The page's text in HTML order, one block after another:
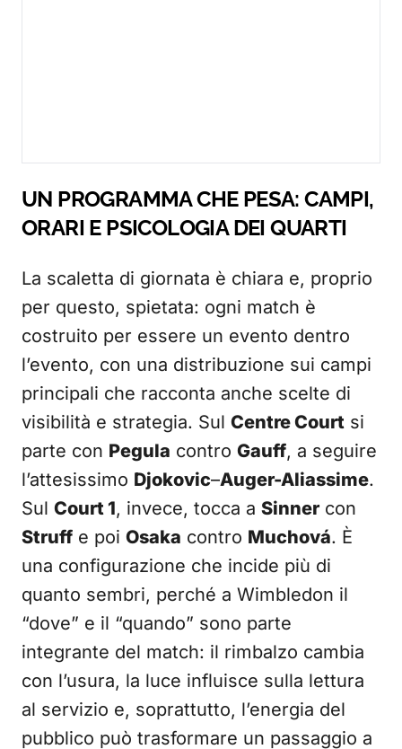
UN PROGRAMMA CHE PESA: CAMPI,
ORARI E PSICOLOGIA DEI QUARTI
La scaletta di giornata è chiara e, proprio
per questo, spietata: ogni match è
costruito per essere un evento dentro
l’evento, con una distribuzione sui campi
principali che racconta anche scelte di
visibilità e strategia. Sul Centre Court si
parte con Pegula contro Gauff, a seguire
l’attesissimo Djokovic–Auger-Aliassime.
Sul Court 1, invece, tocca a Sinner con
Struff e poi Osaka contro Muchová. È
una configurazione che incide più di
quanto sembri, perché a Wimbledon il
“dove” e il “quando” sono parte
integrante del match: il rimbalzo cambia
con l’usura, la luce influisce sulla lettura
al servizio e, soprattutto, l’energia del
pubblico può trasformare un passaggio a